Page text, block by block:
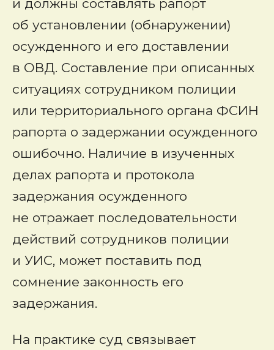
и должны составлять рапорт
об установлении (обнаружении)
осужденного и его доставлении
в ОВД. Составление при описанных
ситуациях сотрудником полиции
или территориального органа ФСИН
рапорта о задержании осужденного
ошибочно. Наличие в изученных
делах рапорта и протокола
задержания осужденного
не отражает последовательности
действий сотрудников полиции
и УИС, может поставить под
сомнение законность его
задержания.
На практике суд связывает